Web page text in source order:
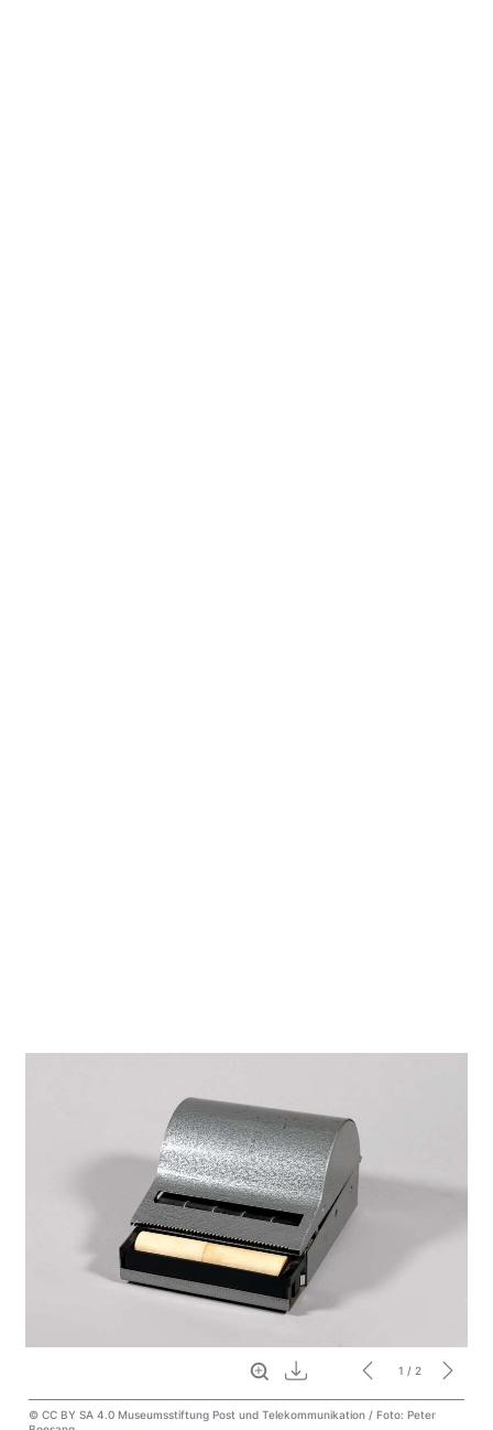
Vollbild Download 1 / 2
© CC BY SA 4.0 Museumsstiftung Post und Telekommunikation / Foto: Peter